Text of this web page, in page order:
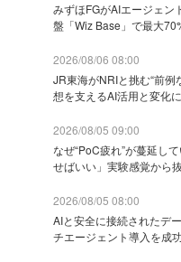
みずほFGがAIエージェ
盤「Wiz Base」で最大
2026/08/06 08:00
JR東海がNRIと挑む“前
想を支えるAI活用と変化
2026/08/05 09:00
なぜ“PoC疲れ”が蔓延し
せばいい」実験感覚から
2026/08/05 08:00
AIと安全に接続されたデ
チエージェント導入を成